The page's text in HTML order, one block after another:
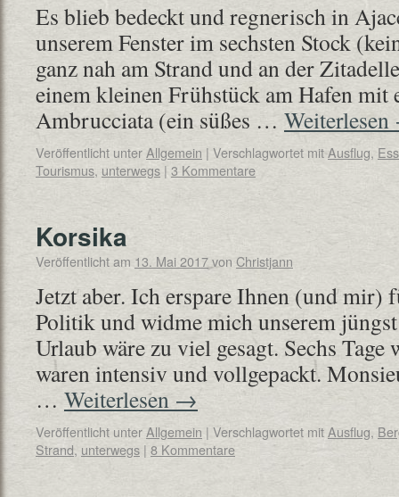
Es blieb bedeckt und regnerisch in
unserem Fenster im sechsten Stock
ganz nah am Strand und an der
einem kleinen Frühstück am Hafen mit
Ambrucciata (ein süßes … Weiterlesen
Veröffentlicht unterAllgemein | Verschlagwortet mitAusflug,
Tourismus, unterwegs | 3 Kommentare
Korsika
Veröffentlicht am 13. Mai 2017von Christjann
Jetzt aber. Ich erspare Ihnen (und mir)
Politik und widme mich unserem
Urlaub wäre zu viel gesagt. Sechs Tage
waren intensiv und vollgepackt.
… Weiterlesen →
Veröffentlicht unterAllgemein | Verschlagwortet mitAusflug,
Strand, unterwegs | 8 Kommentare